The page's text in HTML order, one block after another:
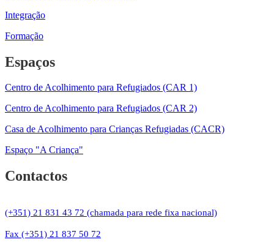
Integração
Formação
Espaços
Centro de Acolhimento para Refugiados (CAR 1)
Centro de Acolhimento para Refugiados (CAR 2)
Casa de Acolhimento para Crianças Refugiadas (CACR)
Espaço "A Criança"
Contactos
(+351) 21 831 43 72 (chamada para rede fixa nacional)
Fax (+351) 21 837 50 72